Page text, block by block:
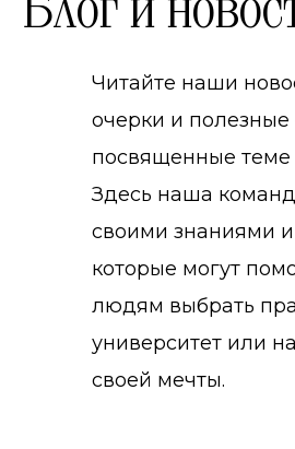
Блог и
Читайте наши
очерки и полезные
посвященные теме
Здесь наша
своими знаниями
которые могут
людям выбрать
университет или
своей мечты.